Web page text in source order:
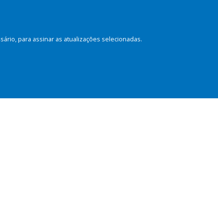
para assinar as atualizações selecionadas.